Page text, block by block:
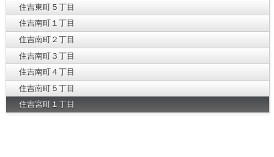
住吉東町５丁目
住吉南町１丁目
住吉南町２丁目
住吉南町３丁目
住吉南町４丁目
住吉南町５丁目
住吉宮町１丁目